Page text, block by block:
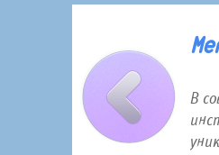
В